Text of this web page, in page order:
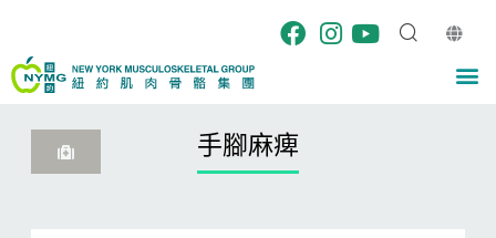
content
手腳麻痺